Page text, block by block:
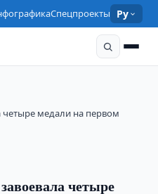
Спецпроекты Ру
четыре медали на первом
четыре